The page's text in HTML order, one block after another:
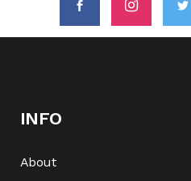
INFO
About